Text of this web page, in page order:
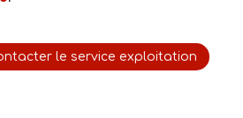
le service exploitation